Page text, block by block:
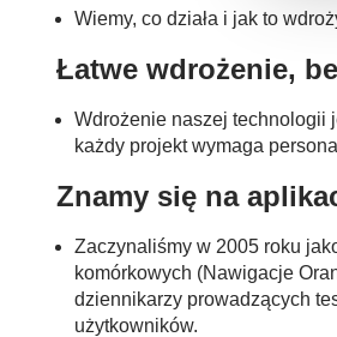
Wiemy, co działa i jak to
Łatwe wdrożenie,
Wdrożenie naszej technologii
każdy projekt wymaga
Znamy się na
Zaczynaliśmy w 2005 roku
komórkowych (Nawigacje
dziennikarzy prowadzących
użytkowników.